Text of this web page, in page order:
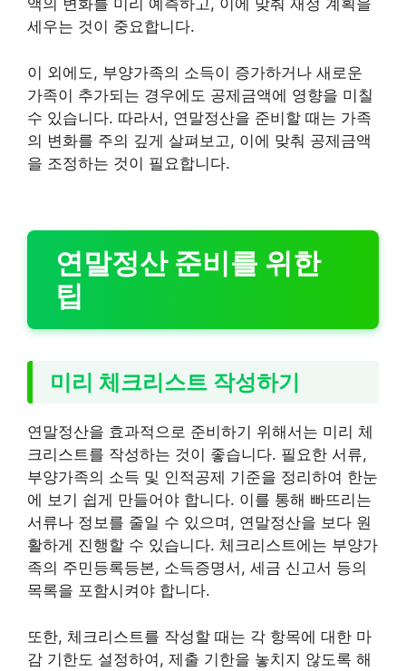
액의 변화를 미리 예측하고, 이에 맞춰 재정 계획을
세우는 것이 중요합니다.
이 외에도, 부양가족의 소득이 증가하거나 새로운
가족이 추가되는 경우에도 공제금액에 영향을 미칠
수 있습니다. 따라서, 연말정산을 준비할 때는 가족
의 변화를 주의 깊게 살펴보고, 이에 맞춰 공제금액
을 조정하는 것이 필요합니다.
연말정산 준비를 위한
팁
미리 체크리스트 작성하기
연말정산을 효과적으로 준비하기 위해서는 미리 체
크리스트를 작성하는 것이 좋습니다. 필요한 서류,
부양가족의 소득 및 인적공제 기준을 정리하여 한눈
에 보기 쉽게 만들어야 합니다. 이를 통해 빠뜨리는
서류나 정보를 줄일 수 있으며, 연말정산을 보다 원
활하게 진행할 수 있습니다. 체크리스트에는 부양가
족의 주민등록등본, 소득증명서, 세금 신고서 등의
목록을 포함시켜야 합니다.
또한, 체크리스트를 작성할 때는 각 항목에 대한 마
감 기한도 설정하여, 제출 기한을 놓치지 않도록 해